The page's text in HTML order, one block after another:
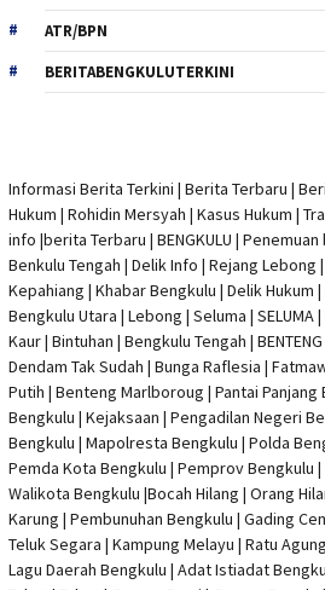
ATR/BPN
BERITABENGKULUTERKINI
Informasi Berita Terkini | Berita Terbaru |
Hukum | Rohidin Mersyah | Kasus Hukum |
info |berita Terbaru | BENGKULU | Penemuan
Benkulu Tengah | Delik Info | Rejang Lebong
Kepahiang | Khabar Bengkulu | Delik Hukum |
Bengkulu Utara | Lebong | Seluma | SELUMA
Kaur | Bintuhan | Bengkulu Tengah |
Dendam Tak Sudah | Bunga Raflesia |
Putih | Benteng Marlboroug | Pantai Panjang
Bengkulu | Kejaksaan | Pengadilan Negeri
Bengkulu | Mapolresta Bengkulu | Polda
Pemda Kota Bengkulu | Pemprov Bengkulu |
Walikota Bengkulu |Bocah Hilang | Orang
Karung | Pembunuhan Bengkulu | Gading
Teluk Segara | Kampung Melayu | Ratu
Lagu Daerah Bengkulu | Adat Istiadat